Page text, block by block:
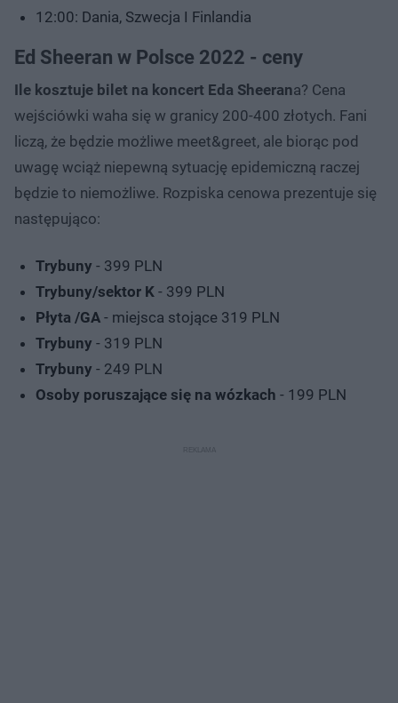
12:00: Dania, Szwecja I Finlandia
Ed Sheeran w Polsce 2022 - ceny
Ile kosztuje bilet na koncert Eda Sheerana? Cena
wejściówki waha się w granicy 200-400 złotych. Fani
liczą, że będzie możliwe meet&greet, ale biorąc pod
uwagę wciąż niepewną sytuację epidemiczną raczej
będzie to niemożliwe. Rozpiska cenowa prezentuje się
następująco:
Trybuny - 399 PLN
Trybuny/sektor K - 399 PLN
Płyta /GA - miejsca stojące 319 PLN
Trybuny - 319 PLN
Trybuny - 249 PLN
Osoby poruszające się na wózkach - 199 PLN